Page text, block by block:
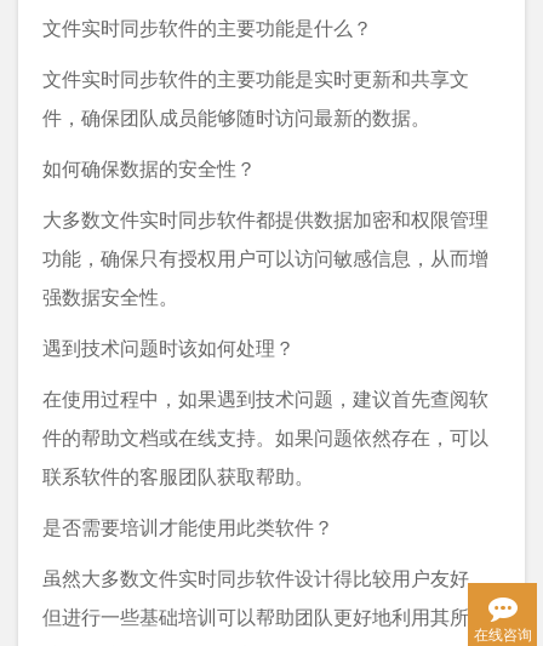
文件实时同步软件的主要功能是什么？
文件实时同步软件的主要功能是实时更新和共享文
件，确保团队成员能够随时访问最新的数据。
如何确保数据的安全性？
大多数文件实时同步软件都提供数据加密和权限管理
功能，确保只有授权用户可以访问敏感信息，从而增
强数据安全性。
遇到技术问题时该如何处理？
在使用过程中，如果遇到技术问题，建议首先查阅软
件的帮助文档或在线支持。如果问题依然存在，可以
联系软件的客服团队获取帮助。
是否需要培训才能使用此类软件？
虽然大多数文件实时同步软件设计得比较用户友好，
但进行一些基础培训可以帮助团队更好地利用其所有
在线咨询